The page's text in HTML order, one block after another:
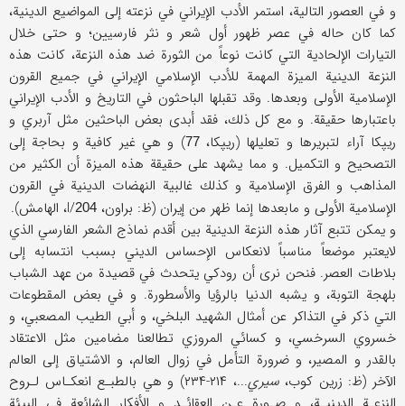
و في العصور التالية، استمر الأدب الإيراني في نزعته إلى المواضيع الدينية،
كما كان حاله في عصر ظهور أول شعر و نثر فارسيين؛ و حتى خلال
التيارات الإلحادية التي كانت نوعاً من الثورة ضد هذه النزعة، كانت هذه
النزعة الدينية الميزة المهمة للأدب الإسلامي الإيراني في جميع القرون
الإسلامية الأولى وبعدها. وقد تقبلها الباحثون في التاريخ و الأدب الإيراني
باعتبارها حقيقة. و مع كل ذلك، فقد أبدى بعض الباحثين مثل آربري و
ريپكا آراء لتبريرها و تعليلها (ريپكا،77) و هي غير كافية و بحاجة إلى
التصحيح و التكميل. و مما يشهد على حقيقة هذه الميزة أن الكثير من
المذاهب و الفرق الإسلامية و كذلك غالبية النهضات الدينية في القرون
الإسلامية الأولى و مابعدها إنما ظهر من إيران (ظ: براون، I/ 204 ، الهامش).
و يمكن تتبع آثار هذه النزعة الدينية بين أقدم نماذج الشعر الفارسي الذي
لايعتبر موضعاً مناسباً لانعكاس الإحساس الديني بسبب انتسابه إلى
بلاطات العصر. فنحن نرى أن رودكي يتحدث في قصيدة من عهد الشباب
بلهجة التوبة، و يشبه الدنيا بالرؤيا والأسطورة. و في بعض المقطوعات
التي ذكر في التذاكر عن أمثال الشهيد البلخي، و أبي الطيب المصعبي، و
خسروي السرخسي، و كسائي المروزي تطالعنا مضامين مثل الاعتقاد
بالقدر و المصير، و ضرورة التأمل في زوال العالم، و الاشتياق إلى العالم
الآخر (ظ: زرين كوب،سيري
...، ۲۱۴-۲۳۴) و هي بالطبـع انعكـاس لـروح